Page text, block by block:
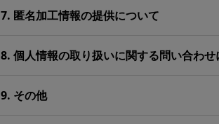
7. 匿名加工情報の提供について
8. 個人情報の取り扱いに関する問い合わせ
9. その他